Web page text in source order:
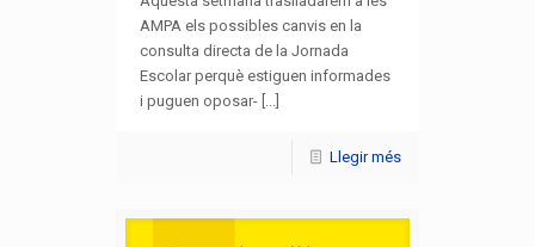
AMPA els possibles canvis en la
consulta directa de la Jornada
Escolar perquè estiguen informades
i puguen oposar- [...]
Llegir més